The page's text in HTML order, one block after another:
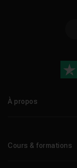
À propos
Cours & formations